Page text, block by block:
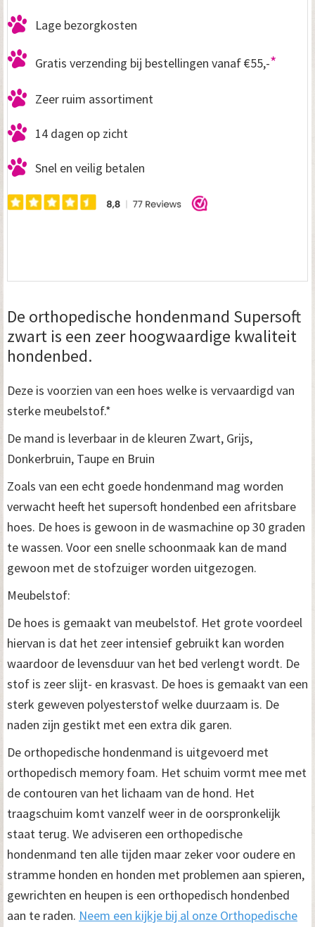
Lage bezorgkosten
Gratis verzending bij bestellingen vanaf €55,-*
Zeer ruim assortiment
14 dagen op zicht
Snel en veilig betalen
De orthopedische hondenmand Supersoft
zwart is een zeer hoogwaardige kwaliteit
hondenbed.
Deze is voorzien van een hoes welke is vervaardigd van
sterke meubelstof.*
De mand is leverbaar in de kleuren Zwart, Grijs,
Donkerbruin, Taupe en Bruin
Zoals van een echt goede hondenmand mag worden
verwacht heeft het supersoft hondenbed een afritsbare
hoes. De hoes is gewoon in de wasmachine op 30 graden
te wassen. Voor een snelle schoonmaak kan de mand
gewoon met de stofzuiger worden uitgezogen.
Meubelstof:
De hoes is gemaakt van meubelstof. Het grote voordeel
hiervan is dat het zeer intensief gebruikt kan worden
waardoor de levensduur van het bed verlengt wordt. De
stof is zeer slijt- en krasvast. De hoes is gemaakt van een
sterk geweven polyesterstof welke duurzaam is. De
naden zijn gestikt met een extra dik garen.
De orthopedische hondenmand is uitgevoerd met
orthopedisch memory foam. Het schuim vormt mee met
de contouren van het lichaam van de hond. Het
traagschuim komt vanzelf weer in de oorspronkelijk
staat terug. We adviseren een orthopedische
hondenmand ten alle tijden maar zeker voor oudere en
stramme honden en honden met problemen aan spieren,
gewrichten en heupen is een orthopedisch hondenbed
aan te raden. Neem een kijkje bij al onze Orthopedische